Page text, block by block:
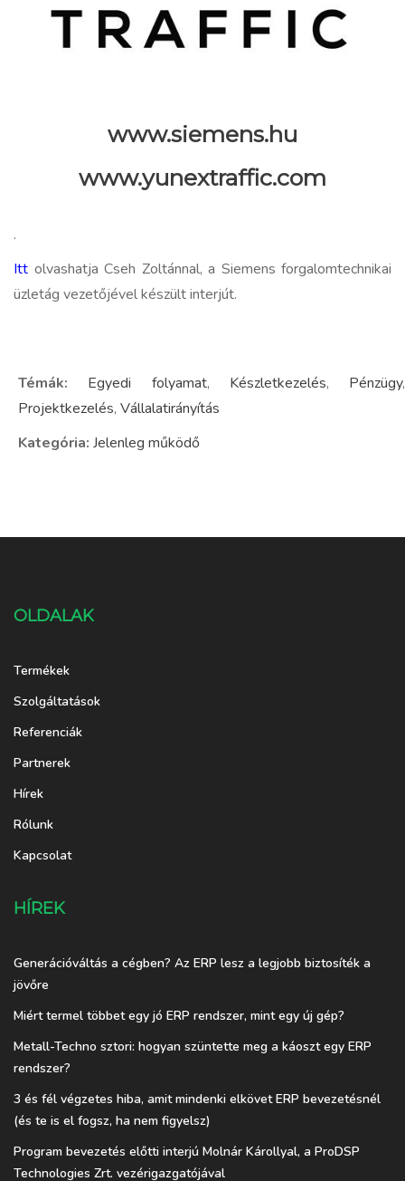
www.siemens.hu
www.yunextraffic.com
.
Itt olvashatja Cseh Zoltánnal, a Siemens forgalomtechnikai
üzletág vezetőjével készült interjút.
Témák: Egyedi folyamat, Készletkezelés, Pénzügy,
Projektkezelés, Vállalatirányítás
Kategória: Jelenleg működő
OLDALAK
Termékek
Szolgáltatások
Referenciák
Partnerek
Hírek
Rólunk
Kapcsolat
HÍREK
Generációváltás a cégben? Az ERP lesz a legjobb biztosíték a
jövőre
Miért termel többet egy jó ERP rendszer, mint egy új gép?
Metall-Techno sztori: hogyan szüntette meg a káoszt egy ERP
rendszer?
3 és fél végzetes hiba, amit mindenki elkövet ERP bevezetésnél
(és te is el fogsz, ha nem figyelsz)
Program bevezetés előtti interjú Molnár Károllyal, a ProDSP
Technologies Zrt. vezérigazgatójával